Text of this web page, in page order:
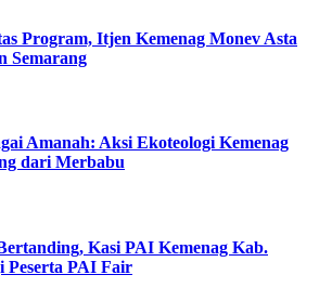
Program, Itjen Kemenag Monev Asta
Semarang
Amanah: Aksi Ekoteologi Kemenag
dari Merbabu
Kasi PAI Kemenag Kab.
Peserta PAI Fair